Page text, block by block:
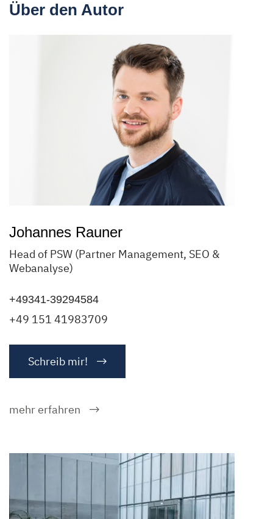
Über den Autor
Johannes Rauner
Head of PSW (Partner Management, SEO &
Webanalyse)
+49341-39294584
+49 151 41983709
Schreib mir!
mehr erfahren